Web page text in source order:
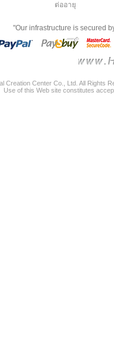
ต่ออายุ
"Our infrastructure is secured
Creation Center Co., Ltd. All Rights
Use of this Web site constitutes